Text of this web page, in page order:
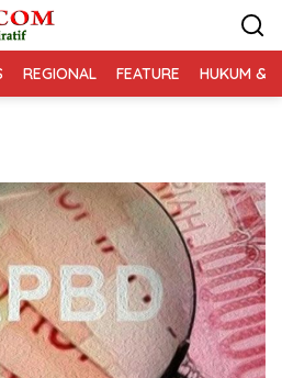
REGIONAL FEATURE HUKUM &